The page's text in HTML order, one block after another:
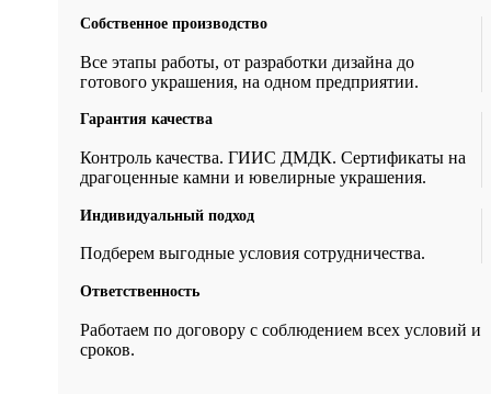
Собственное производство
Все этапы работы, от разработки дизайна до
готового украшения, на одном предприятии.
Гарантия качества
Контроль качества. ГИИС ДМДК. Сертификаты на
драгоценные камни и ювелирные украшения.
Индивидуальный подход
Подберем выгодные условия сотрудничества.
Ответственность
Работаем по договору с соблюдением всех условий и
сроков.